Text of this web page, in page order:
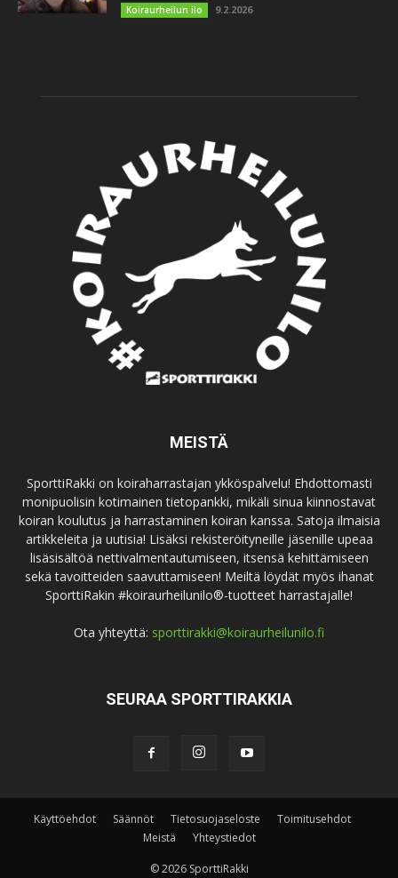
Koiraurheilun ilo 9.2.2026
MEISTÄ
SporttiRakki on koiraharrastajan ykköspalvelu! Ehdottomasti
monipuolisin kotimainen tietopankki, mikäli sinua kiinnostavat
koiran koulutus ja harrastaminen koiran kanssa. Satoja ilmaisia
artikkeleita ja uutisia! Lisäksi rekisteröityneille jäsenille upeaa
lisäsisältöä nettivalmentautumiseen, itsensä kehittämiseen
sekä tavoitteiden saavuttamiseen! Meiltä löydät myös ihanat
SporttiRakin #koiraurheilunilo®-tuotteet harrastajalle!
Ota yhteyttä: sporttirakki@koiraurheilunilo.fi
SEURAA SPORTTIRAKKIA
Käyttöehdot Säännöt Tietosuojaseloste
Toimitusehdot
Meistä
Yhteystiedot
© 2026 SporttiRakki